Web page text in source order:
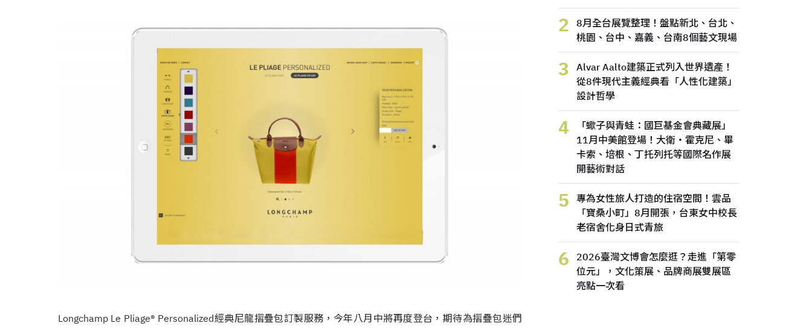
Longchamp Le Pliage® Personalized經典尼龍摺疊包訂製服務，今年八月中將再度登台，期待為摺疊包迷們
2
8月全台展覽整理！盤點新北、台北、
桃園、台中、嘉義、台南8個藝文現場
3
Alvar Aalto建築正式列入世界遺產！
從8件現代主義經典看「人性化建築」
設計哲學
4
「蠍子與青蛙：國巨基金會典藏展」
11月中美館登場！大衛・霍克尼、畢
卡索、培根、丁托列托等國際名作展
開藝術對話
5
專為女性旅人打造的住宿空間！雲品
「寶桑小町」8月開張，台東女中校長
老宿舍化身日式青旅
6
2026臺灣文博會怎麼逛？走進「第零
位元」，文化策展、品牌商展雙展區
亮點一次看